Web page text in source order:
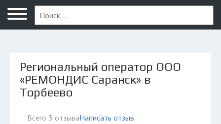
Саранск
Региональный оператор ООО
«РЕМОНДИС Саранск» в
Торбеево
Всего 3 отзываНаписать отзыв